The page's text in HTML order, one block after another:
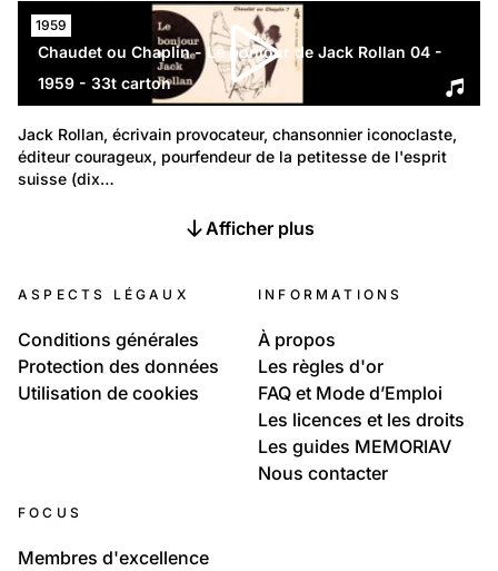
1959
Chaudet ou Chaplin - Le bonjour de Jack Rollan 04 -
1959 - 33t carton
Jack Rollan, écrivain provocateur, chansonnier iconoclaste,
éditeur courageux, pourfendeur de la petitesse de l'esprit
suisse (dix…
Afficher plus
ASPECTS LÉGAUX
Conditions générales
Protection des données
Utilisation de cookies
INFORMATIONS
À propos
Les règles d'or
FAQ et Mode d’Emploi
Les licences et les droits
Les guides MEMORIAV
Nous contacter
FOCUS
Membres d'excellence